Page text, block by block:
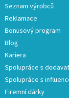
Seznam výrobců
Reklamace
Bonusový program
Blog
Kariera
Spolupráce s
Spolupráce s
Firemní dárky